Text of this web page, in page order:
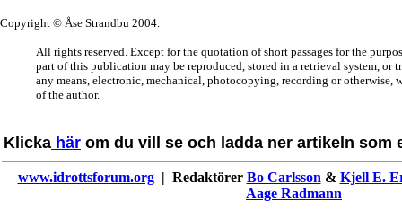
Copyright © Åse Strandbu 2004.
All rights reserved. Except for the quotation of short passages for the
part of this publication may be reproduced, stored in a retrieval system, or
any means, electronic, mechanical, photocopying, recording or otherwise,
of the author.
Klicka här om du vill se och ladda ner artikeln
www.idrottsforum.org| Redaktörer Bo Carlsson & Kjell E.
Aage Radmann